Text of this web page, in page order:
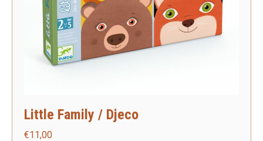
Little Family / Djeco
€11,00